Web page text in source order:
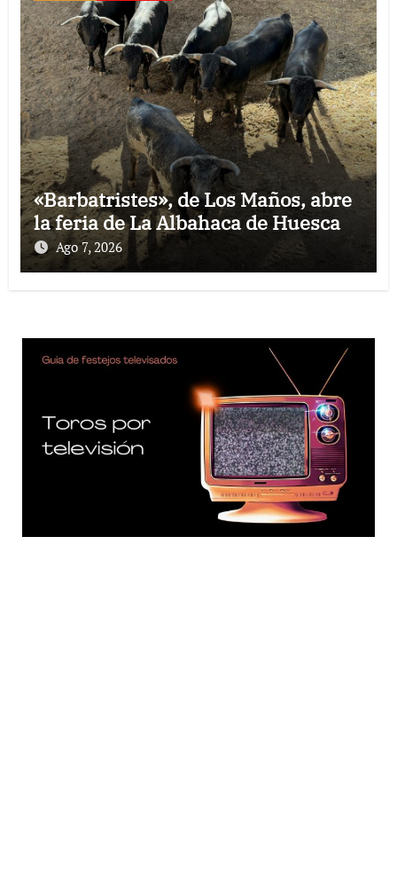
«Barbatristes», de Los Maños, abre
la feria de La Albahaca de Huesca
Ago 7, 2026